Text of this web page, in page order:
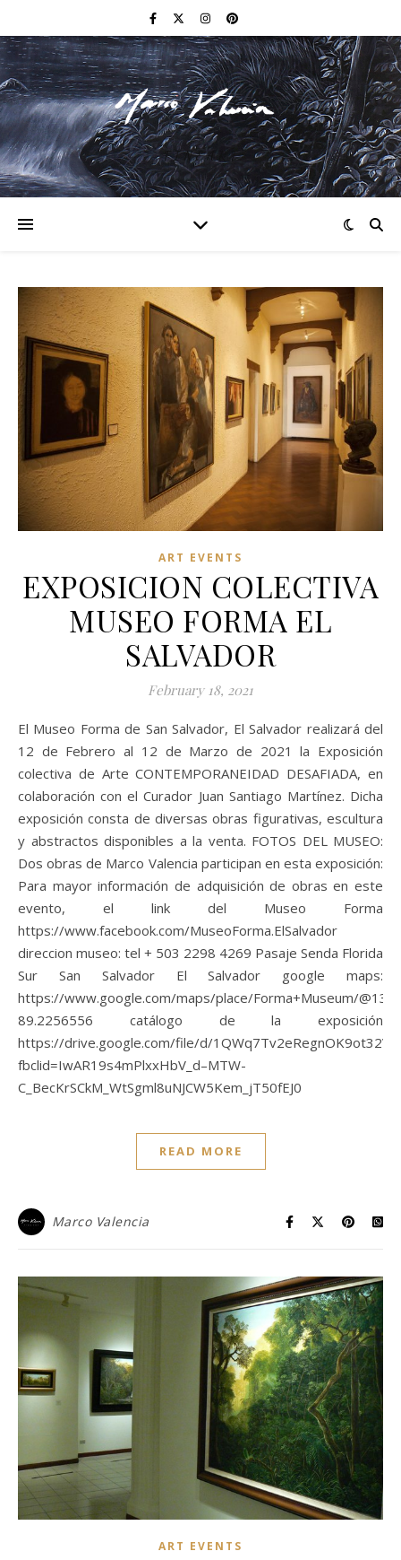
F I N E A R T
ART EVENTS
EXPOSICION COLECTIVA
MUSEO FORMA EL
SALVADOR
February 18, 2021
El Museo Forma de San Salvador, El Salvador realizará del
12 de Febrero al 12 de Marzo de 2021 la Exposición
colectiva de Arte CONTEMPORANEIDAD DESAFIADA, en
colaboración con el Curador Juan Santiago Martínez. Dicha
exposición consta de diversas obras figurativas, escultura
y abstractos disponibles a la venta. FOTOS DEL MUSEO:
Dos obras de Marco Valencia participan en esta exposición:
Para mayor información de adquisición de obras en este
evento, el link del Museo Forma
https://www.facebook.com/MuseoForma.ElSalvador
direccion museo: tel + 503 2298 4269 Pasaje Senda Florida
Sur San Salvador El Salvador google maps:
https://www.google.com/maps/place/Forma+Museum/
89.2256556 catálogo de la exposición
https://drive.google.com/file/d/
fbclid=IwAR19s4mPlxxHbV_d–MTW-
C_BecKrSCkM_WtSgml8uNJCW5Kem_jT50fEJ0
READ MORE
Marco Valencia
ART EVENTS